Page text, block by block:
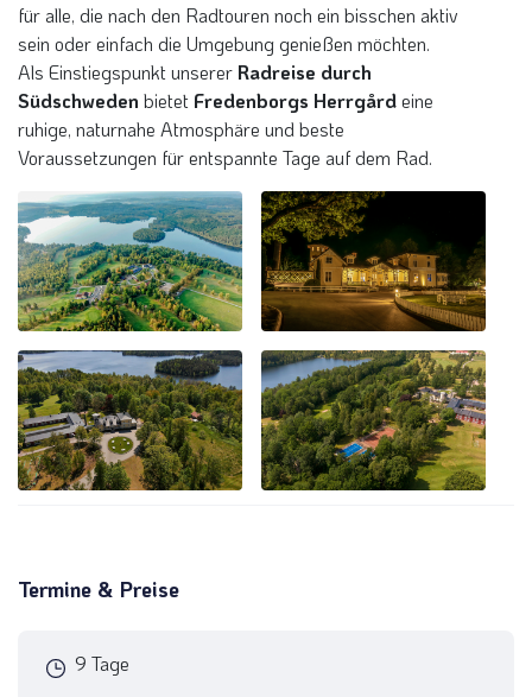
für alle, die nach den Radtouren noch ein bisschen aktiv
sein oder einfach die Umgebung genießen möchten.
Als Einstiegspunkt unserer Radreise durch
Südschweden bietet Fredenborgs Herrgårdeine
ruhige, naturnahe Atmosphäre und beste
Voraussetzungen für entspannte Tage auf dem Rad.
Termine & Preise
9 Tage